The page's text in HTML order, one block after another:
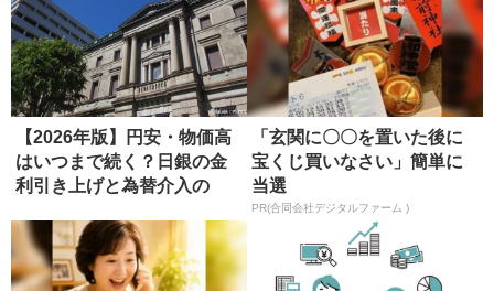
【2026年版】円安・物価高
はいつまで続く？日銀の金
利引き上げと為替介入の
「玄関に〇〇を置いた後に
宝くじ買いなさい」簡単に
当選
PR(合同会社デジタルファーム )